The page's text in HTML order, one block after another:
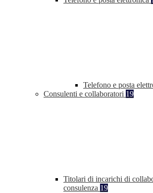
Telefono e posta
Consulenti e collaboratori 19
Titolari di incarichi di
consulenza 19